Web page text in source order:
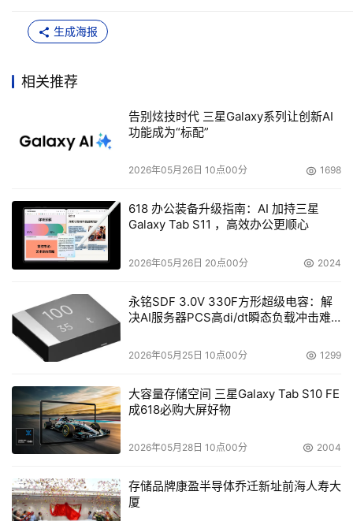
安全性问题：随着竞争的不断加剧，业务部门要求更高
现异常情况，如火灾、爆炸或某个方向线路故障等，将导致
不可估量。因此，瑞贝卡公司ERP业务系统可以在发生上述
灾难时快速恢复，将损失降到最低点。
化应用将会迅速发展，因此，如何使系统能够满足企业业务
发展的需要，数据处理平台的可扩展性将会成为保障数据中
心高效运行的关键因素。
在经过反复了解之后，浪潮存储给出了完整的异地容灾
解决方案。
如下图拓扑图所示，浪潮的异地容灾方案是一个完整的
方案，该方案包括三个功能：主节点到灾备节点的数据远程
实时复制；本地应用服务和数据复制服务的切换保护和应用
远程容灾切换。在该方案中，采用了SUN 440服务器、浪
潮CX300光纤阵列、光纤交换机和VERITAS容灾备份管理
生成海报
相关推荐
告别炫技时代 三星Galaxy系列让创新AI
功能成为“标配”
2026年05月26日 10点00分 1698
618 办公装备升级指南：AI 加持三星
Galaxy Tab S11 ，高效办公更顺心
2026年05月26日 20点00分 2024
永铭SDF 3.0V 330F方形超级电容：解
决AI服务器PCS高di/dt瞬态负载冲击难
2026年05月25日 10点00分 1299
大容量存储空间 三星Galaxy Tab S10 FE
成618必购大屏好物
2026年05月28日 10点00分 2004
存储品牌康盈半导体乔迁新址前海人寿大
厦